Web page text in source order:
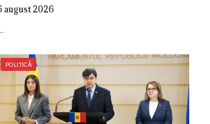
august 2026
POLITICĂ